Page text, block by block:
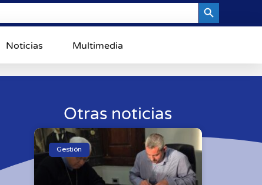
Noticias Multimedia
Otras noticias
Gestión